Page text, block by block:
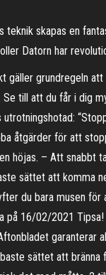
teknik skapas en
Datorn har
gäller grundregeln
till att du får i dig
åtgärder för att
höjas. – Att snabbt
sättet att komma
du bara musen för
på 16/02/2021
garanterar
sättet att